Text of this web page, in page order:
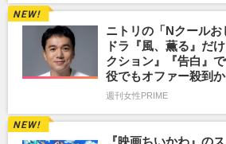
ニトリの「Nクール
ドラ『風、薫る』だ
クション』『告白』
役でもオファー殺到か
週刊女性PRIME
『映画ちいかわ』の